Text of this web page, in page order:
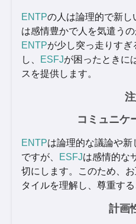
ENTPの人は論理的で新し
は感情豊かで人を気遣う
ENTPが少し突っ走りすぎ
し、
ESFJが困ったときに
スを提供します。
コミュニケ
ENTPは論理的な議論や新
ですが、
ESFJは感情的な
切にします。このため、
タイルを理解し、尊重する
計画